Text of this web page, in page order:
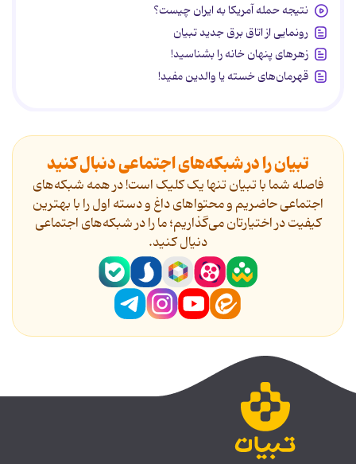
نتیجه حمله آمریکا به ایران چیست؟
رونمایی از اتاق برق جدید تبیان
زهرهای پنهان خانه را بشناسید!
قهرمان‌های خسته یا والدین مفید!
تبیان را در شبکه‌های اجتماعی دنبال کنید
فاصله شما با تبیان تنها یک کلیک است! در همه شبکه‌های
اجتماعی حاضریم و محتواهای داغ و دسته اول را با بهترین
کیفیت در اختیارتان می‌گذاریم؛ ما را در شبکه‌های اجتماعی
دنیال کنید.